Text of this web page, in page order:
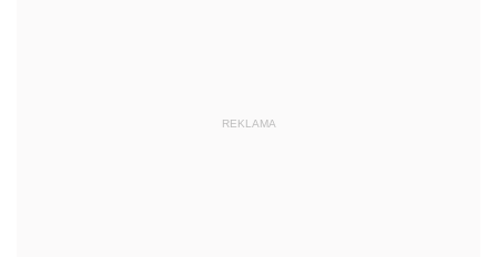
REKLAMA